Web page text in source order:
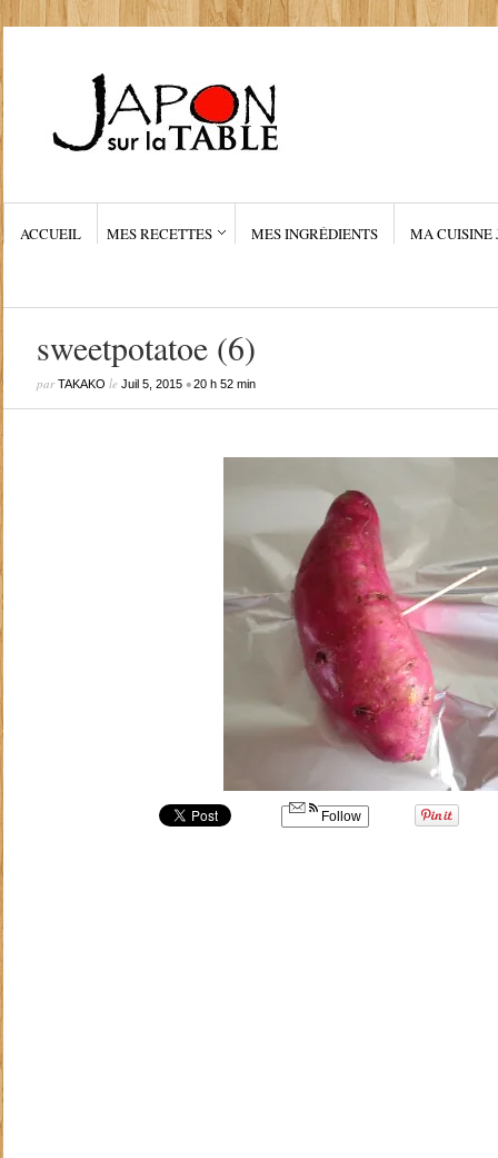
ACCUEIL MES RECETTES MES INGRÉDIENTS MA CUISINE
sweetpotatoe (6)
parTAKAKO le Juil 5, 2015•20 h 52 min
Follow